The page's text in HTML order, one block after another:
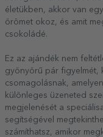
életükben, akkor van
örömet okoz, és amit
csokoládé.
Ez az ajándék nem
gyönyörű pár figyelmét,
csomagolásnak,
különleges üzeneted
megjelenését a
segítségével
számíthatsz, amikor